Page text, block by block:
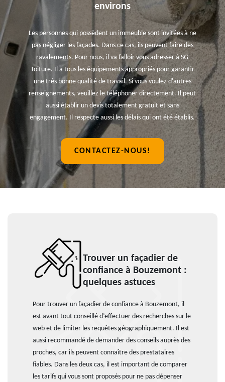
environs
Les personnes qui possèdent un immeuble sont invitées à ne
pas négliger les façades. Dans ce cas, ils peuvent faire des
ravalements. Pour nous, il va falloir vous adresser à SG
Toiture. Il a tous les équipements appropriés pour garantir
une très bonne qualité de travail. Si vous voulez d'autres
renseignements, veuillez le téléphoner directement. Il peut
aussi établir un devis totalement gratuit et sans
engagement. Il respecte aussi les délais qui ont été établis.
CONTACTEZ-NOUS!
Trouver un façadier de
confiance à Bouzemont :
quelques astuces
Pour trouver un façadier de confiance à Bouzemont, il
est avant tout conseillé d’effectuer des recherches sur le
web et de limiter les requêtes géographiquement. Il est
aussi recommandé de demander des conseils auprès des
proches, car ils peuvent connaître des prestataires
fiables. Dans les deux cas, il est important de comparer
les tarifs qui vous sont proposés pour ne pas dépenser